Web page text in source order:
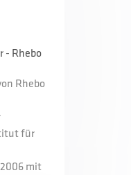
- Rhebo
Rhebo
für
mit